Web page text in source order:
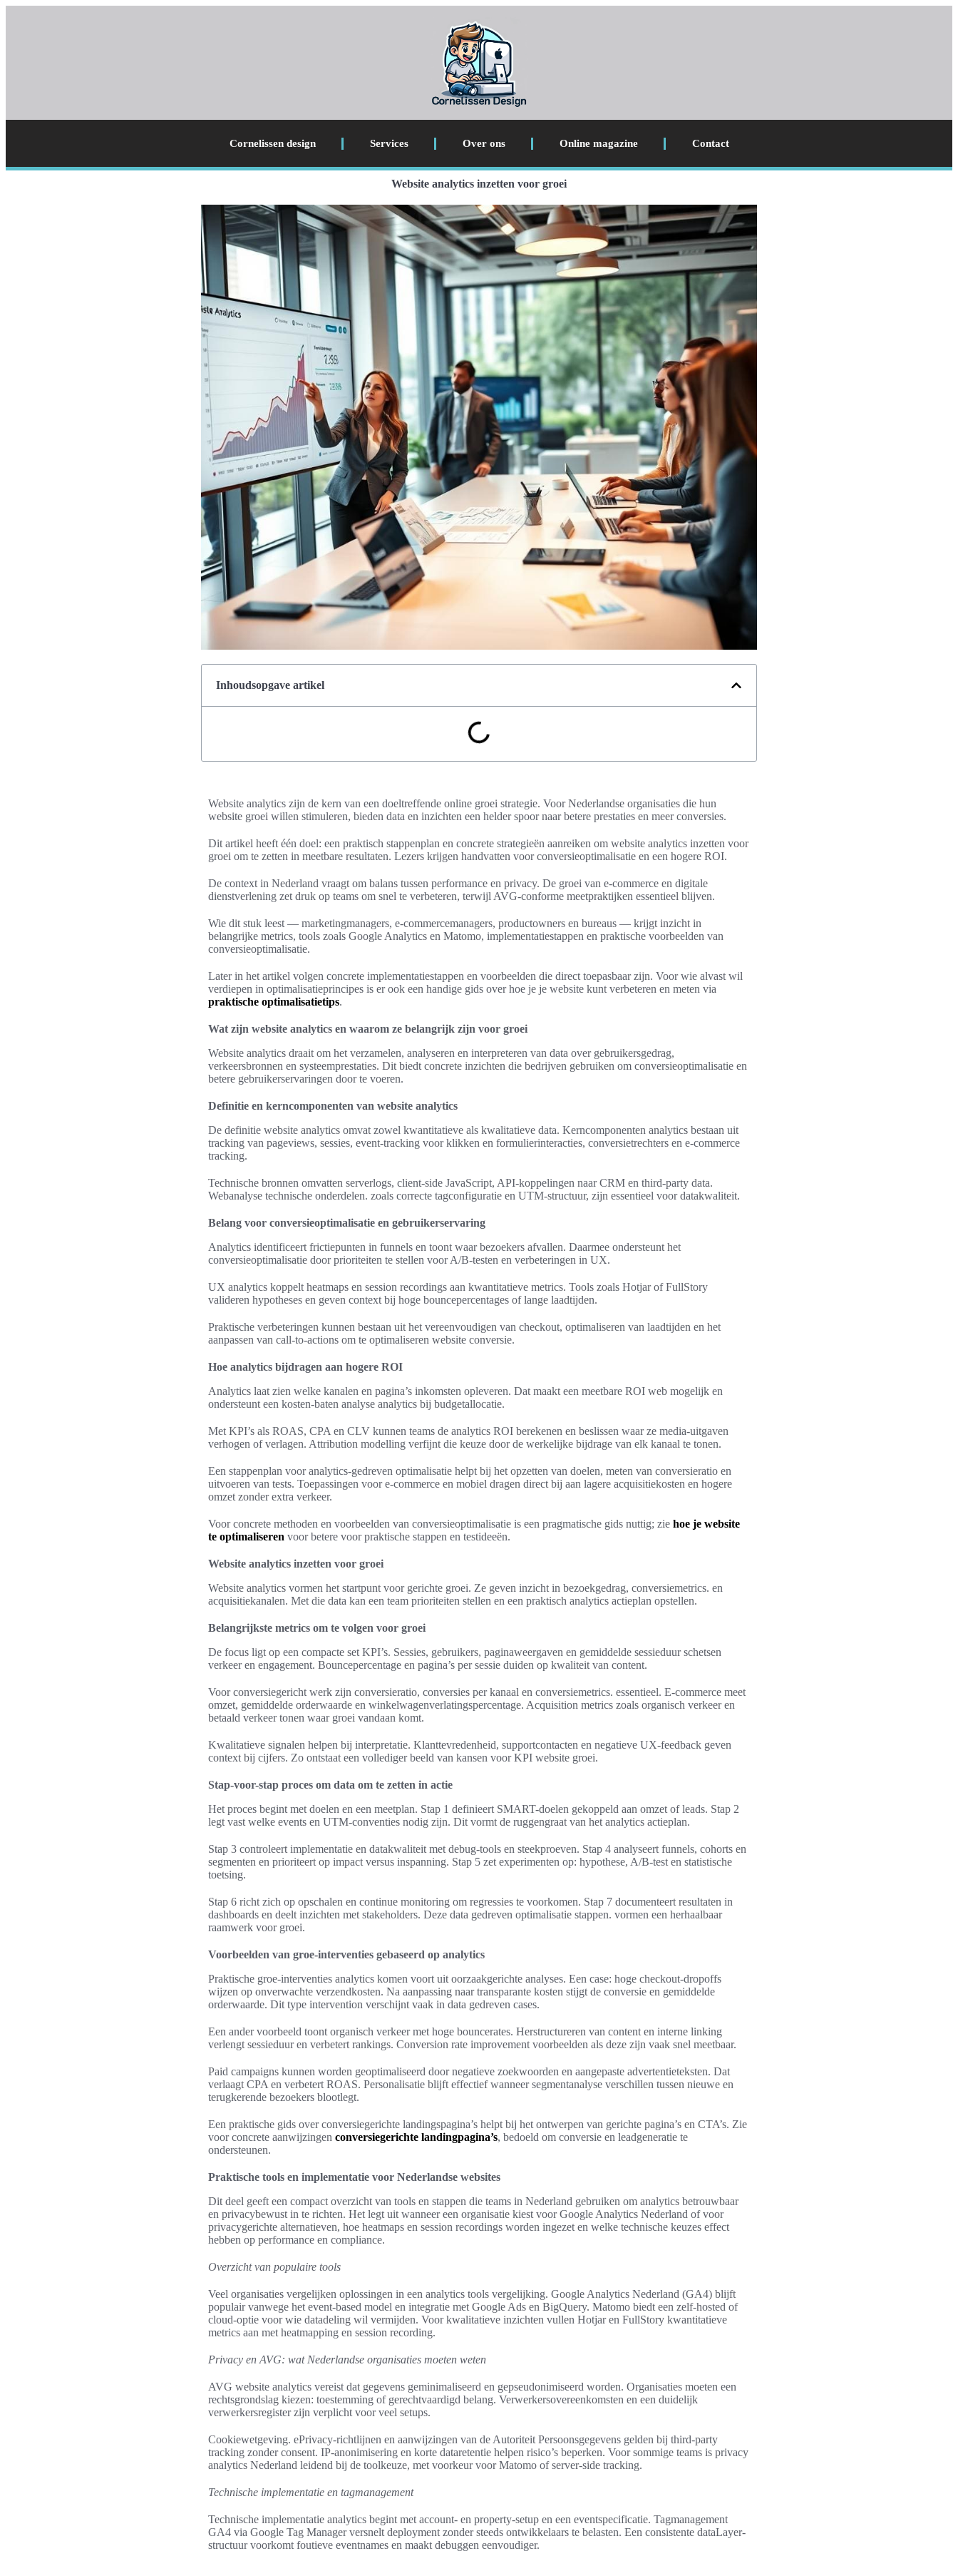
Cornelissen design Services Over ons Online magazine Contact
Website analytics inzetten voor groei
Inhoudsopgave artikel
Website analytics zijn de kern van een doeltreffende online groei strategie. Voor Nederlandse organisaties die hun
website groei willen stimuleren, bieden data en inzichten een helder spoor naar betere prestaties en meer conversies.
Dit artikel heeft één doel: een praktisch stappenplan en concrete strategieën aanreiken om website analytics inzetten voor
groei om te zetten in meetbare resultaten. Lezers krijgen handvatten voor conversieoptimalisatie en een hogere ROI.
De context in Nederland vraagt om balans tussen performance en privacy. De groei van e-commerce en digitale
dienstverlening zet druk op teams om snel te verbeteren, terwijl AVG-conforme meetpraktijken essentieel blijven.
Wie dit stuk leest — marketingmanagers, e-commercemanagers, productowners en bureaus — krijgt inzicht in
belangrijke metrics, tools zoals Google Analytics en Matomo, implementatiestappen en praktische voorbeelden van
conversieoptimalisatie.
Later in het artikel volgen concrete implementatiestappen en voorbeelden die direct toepasbaar zijn. Voor wie alvast wil
verdiepen in optimalisatieprincipes is er ook een handige gids over hoe je je website kunt verbeteren en meten via
praktische optimalisatietips.
Wat zijn website analytics en waarom ze belangrijk zijn voor groei
Website analytics draait om het verzamelen, analyseren en interpreteren van data over gebruikersgedrag,
verkeersbronnen en systeemprestaties. Dit biedt concrete inzichten die bedrijven gebruiken om conversieoptimalisatie en
betere gebruikerservaringen door te voeren.
Definitie en kerncomponenten van website analytics
De definitie website analytics omvat zowel kwantitatieve als kwalitatieve data. Kerncomponenten analytics bestaan uit
tracking van pageviews, sessies, event-tracking voor klikken en formulierinteracties, conversietrechters en e‑commerce
tracking.
Technische bronnen omvatten serverlogs, client-side JavaScript, API-koppelingen naar CRM en third-party data.
Webanalyse technische onderdelen. zoals correcte tagconfiguratie en UTM-structuur, zijn essentieel voor datakwaliteit.
Belang voor conversieoptimalisatie en gebruikerservaring
Analytics identificeert frictiepunten in funnels en toont waar bezoekers afvallen. Daarmee ondersteunt het
conversieoptimalisatie door prioriteiten te stellen voor A/B-testen en verbeteringen in UX.
UX analytics koppelt heatmaps en session recordings aan kwantitatieve metrics. Tools zoals Hotjar of FullStory
valideren hypotheses en geven context bij hoge bouncepercentages of lange laadtijden.
Praktische verbeteringen kunnen bestaan uit het vereenvoudigen van checkout, optimaliseren van laadtijden en het
aanpassen van call-to-actions om te optimaliseren website conversie.
Hoe analytics bijdragen aan hogere ROI
Analytics laat zien welke kanalen en pagina’s inkomsten opleveren. Dat maakt een meetbare ROI web mogelijk en
ondersteunt een kosten-baten analyse analytics bij budgetallocatie.
Met KPI’s als ROAS, CPA en CLV kunnen teams de analytics ROI berekenen en beslissen waar ze media-uitgaven
verhogen of verlagen. Attribution modelling verfijnt die keuze door de werkelijke bijdrage van elk kanaal te tonen.
Een stappenplan voor analytics-gedreven optimalisatie helpt bij het opzetten van doelen, meten van conversieratio en
uitvoeren van tests. Toepassingen voor e-commerce en mobiel dragen direct bij aan lagere acquisitiekosten en hogere
omzet zonder extra verkeer.
Voor concrete methoden en voorbeelden van conversieoptimalisatie is een pragmatische gids nuttig; zie hoe je website
te optimaliseren voor betere voor praktische stappen en testideeën.
Website analytics inzetten voor groei
Website analytics vormen het startpunt voor gerichte groei. Ze geven inzicht in bezoekgedrag, conversiemetrics. en
acquisitiekanalen. Met die data kan een team prioriteiten stellen en een praktisch analytics actieplan opstellen.
Belangrijkste metrics om te volgen voor groei
De focus ligt op een compacte set KPI’s. Sessies, gebruikers, paginaweergaven en gemiddelde sessieduur schetsen
verkeer en engagement. Bouncepercentage en pagina’s per sessie duiden op kwaliteit van content.
Voor conversiegericht werk zijn conversieratio, conversies per kanaal en conversiemetrics. essentieel. E-commerce meet
omzet, gemiddelde orderwaarde en winkelwagenverlatingspercentage. Acquisition metrics zoals organisch verkeer en
betaald verkeer tonen waar groei vandaan komt.
Kwalitatieve signalen helpen bij interpretatie. Klanttevredenheid, supportcontacten en negatieve UX-feedback geven
context bij cijfers. Zo ontstaat een vollediger beeld van kansen voor KPI website groei.
Stap-voor-stap proces om data om te zetten in actie
Het proces begint met doelen en een meetplan. Stap 1 definieert SMART-doelen gekoppeld aan omzet of leads. Stap 2
legt vast welke events en UTM-conventies nodig zijn. Dit vormt de ruggengraat van het analytics actieplan.
Stap 3 controleert implementatie en datakwaliteit met debug-tools en steekproeven. Stap 4 analyseert funnels, cohorts en
segmenten en prioriteert op impact versus inspanning. Stap 5 zet experimenten op: hypothese, A/B-test en statistische
toetsing.
Stap 6 richt zich op opschalen en continue monitoring om regressies te voorkomen. Stap 7 documenteert resultaten in
dashboards en deelt inzichten met stakeholders. Deze data gedreven optimalisatie stappen. vormen een herhaalbaar
raamwerk voor groei.
Voorbeelden van groe-interventies gebaseerd op analytics
Praktische groe-interventies analytics komen voort uit oorzaakgerichte analyses. Een case: hoge checkout-dropoffs
wijzen op onverwachte verzendkosten. Na aanpassing naar transparante kosten stijgt de conversie en gemiddelde
orderwaarde. Dit type intervention verschijnt vaak in data gedreven cases.
Een ander voorbeeld toont organisch verkeer met hoge bouncerates. Herstructureren van content en interne linking
verlengt sessieduur en verbetert rankings. Conversion rate improvement voorbeelden als deze zijn vaak snel meetbaar.
Paid campaigns kunnen worden geoptimaliseerd door negatieve zoekwoorden en aangepaste advertentieteksten. Dat
verlaagt CPA en verbetert ROAS. Personalisatie blijft effectief wanneer segmentanalyse verschillen tussen nieuwe en
terugkerende bezoekers blootlegt.
Een praktische gids over conversiegerichte landingspagina’s helpt bij het ontwerpen van gerichte pagina’s en CTA’s. Zie
voor concrete aanwijzingen conversiegerichte landingpagina’s, bedoeld om conversie en leadgeneratie te
ondersteunen.
Praktische tools en implementatie voor Nederlandse websites
Dit deel geeft een compact overzicht van tools en stappen die teams in Nederland gebruiken om analytics betrouwbaar
en privacybewust in te richten. Het legt uit wanneer een organisatie kiest voor Google Analytics Nederland of voor
privacygerichte alternatieven, hoe heatmaps en session recordings worden ingezet en welke technische keuzes effect
hebben op performance en compliance.
Overzicht van populaire tools
Veel organisaties vergelijken oplossingen in een analytics tools vergelijking. Google Analytics Nederland (GA4) blijft
populair vanwege het event-based model en integratie met Google Ads en BigQuery. Matomo biedt een zelf-hosted of
cloud-optie voor wie datadeling wil vermijden. Voor kwalitatieve inzichten vullen Hotjar en FullStory kwantitatieve
metrics aan met heatmapping en session recording.
Privacy en AVG: wat Nederlandse organisaties moeten weten
AVG website analytics vereist dat gegevens geminimaliseerd en gepseudonimiseerd worden. Organisaties moeten een
rechtsgrondslag kiezen: toestemming of gerechtvaardigd belang. Verwerkersovereenkomsten en een duidelijk
verwerkersregister zijn verplicht voor veel setups.
Cookiewetgeving. ePrivacy-richtlijnen en aanwijzingen van de Autoriteit Persoonsgegevens gelden bij third-party
tracking zonder consent. IP-anonimisering en korte dataretentie helpen risico’s beperken. Voor sommige teams is privacy
analytics Nederland leidend bij de toolkeuze, met voorkeur voor Matomo of server-side tracking.
Technische implementatie en tagmanagement
Technische implementatie analytics begint met account- en property-setup en een eventspecificatie. Tagmanagement
GA4 via Google Tag Manager versnelt deployment zonder steeds ontwikkelaars te belasten. Een consistente dataLayer-
structuur voorkomt foutieve eventnames en maakt debuggen eenvoudiger.